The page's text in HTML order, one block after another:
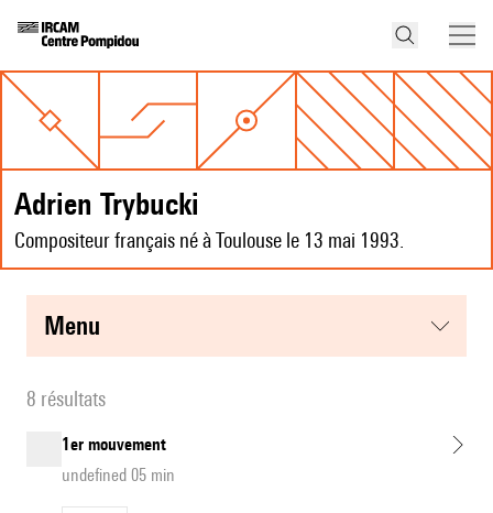
Adrien Trybucki
Compositeur français né à Toulouse le 13 mai 1993.
menu
8 résultats
1er mouvement
undefined 05 min